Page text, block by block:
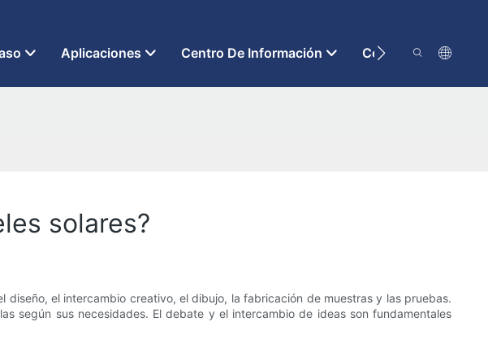
Aplicaciones Centro De Información Contáctenos
solares?
el intercambio creativo, el dibujo, la fabricación de muestras y las pruebas.
según sus necesidades. El debate y el intercambio de ideas son fundamentales